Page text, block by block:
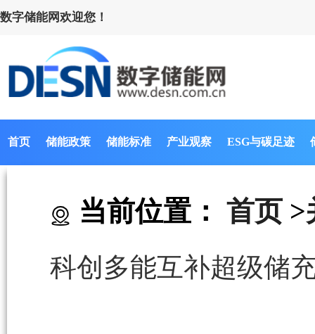
数字储能网欢迎您！
首页 储能政策 储能标准 产业观察 ESG与碳足迹
当前位置： 首页 >
科创多能互补超级储